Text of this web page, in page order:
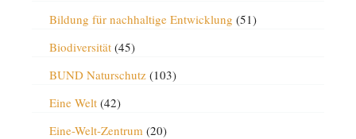
Bildung für nachhaltige Entwicklung (51)
Biodiversität(45)
BUND Naturschutz(103)
Eine Welt(42)
Eine-Welt-Zentrum (20)